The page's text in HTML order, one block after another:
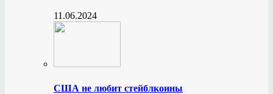
11.06.2024
США не любит стейблкоины